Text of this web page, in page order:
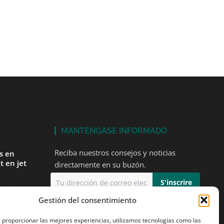
Gestión del consentimiento
proporcionar las mejores experiencias, utilizamos tecnologías como las
en
en jet
MANTÉNGASE INFORMADO
Reciba nuestros consejos y noticias
directamente en su buzón.
Aceptola política de privacidad